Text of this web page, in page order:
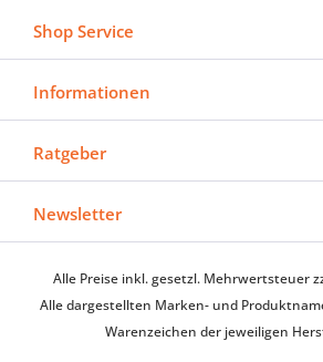
Shop Service
Informationen
Ratgeber
Newsletter
Alle Preise inkl. gesetzl. Mehrwertsteuer
Alle dargestellten Marken- und
Warenzeichen der jeweiligen